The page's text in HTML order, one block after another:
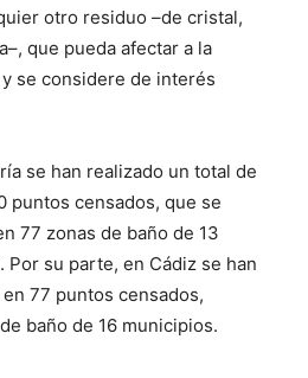
otro residuo –de cristal,
que pueda afectar a la
se considere de interés
se han realizado un total de
puntos censados, que se
77 zonas de baño de 13
su parte, en Cádiz se han
77 puntos censados,
baño de 16 municipios.